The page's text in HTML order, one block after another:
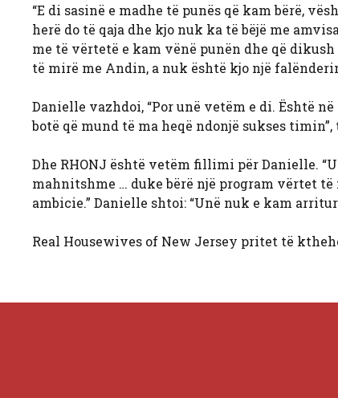
“E di sasinë e madhe të punës që kam bërë,
herë do të qaja dhe kjo nuk ka të bëjë me
me të vërtetë e kam vënë punën dhe që dikush
të mirë me Andin, a nuk është kjo një
Danielle vazhdoi, “Por unë vetëm e di. Është
botë që mund të ma heqë ndonjë sukses
Dhe RHONJ është vetëm fillimi për Danielle.
mahnitshme … duke bërë një program vërtet të
ambicie.” Danielle shtoi: “Unë nuk e kam
Real Housewives of New Jersey pritet të